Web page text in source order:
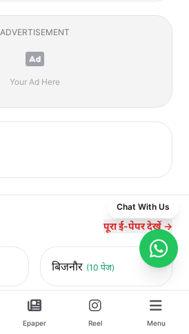
ADVERTISEMENT
Your Ad Here
पूरा ई-पेपर देखें →
बिजनौर (10 पेज)
मुरादाबाद (14 पेज)
Epaper Reel Menu
Chat With Us